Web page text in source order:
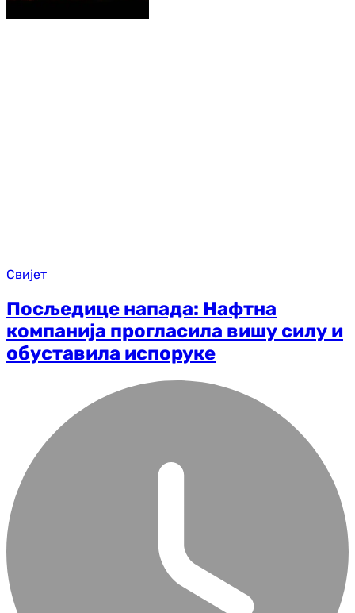
Свијет
Посљедице напада: Нафтна
компанија прогласила вишу силу и
обуставила испоруке